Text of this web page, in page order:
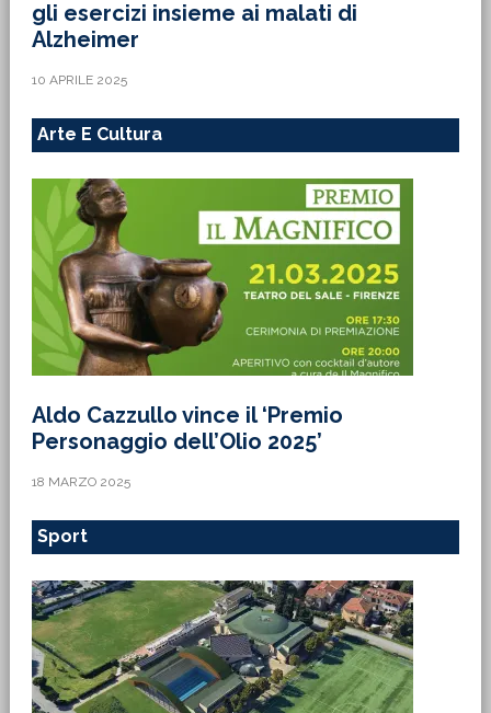
gli esercizi insieme ai malati di
Alzheimer
10 APRILE 2025
Arte E Cultura
Aldo Cazzullo vince il ‘Premio
Personaggio dell’Olio 2025’
18 MARZO 2025
Sport